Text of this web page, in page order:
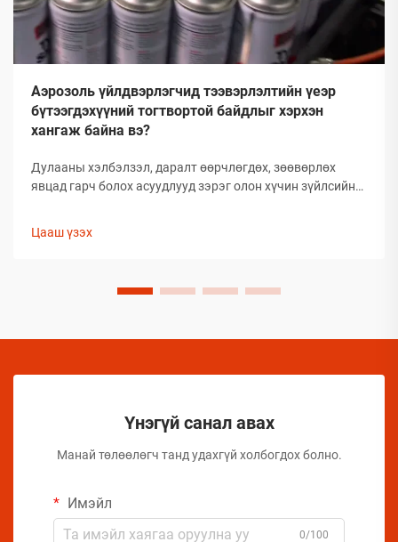
Аэрозоль үйлдвэрлэгчид тээвэрлэлтийн үеэр
бүтээгдэхүүний тогтвортой байдлыг хэрхэн
хангаж байна вэ?
Дулааны хэлбэлзэл, даралт өөрчлөгдөх, зөөвөрлөх
явцад гарч болох асуудлууд зэрэг олон хүчин зүйлсийн
байдлыг хадгалахад тооless дундаа сорилтуудтай
арга хэмжээ авах шаардлагатай.
Цааш үзэх
Үнэгүй санал авах
Манай төлөөлөгч танд удахгүй холбогдох болно.
Имэйл
0/100